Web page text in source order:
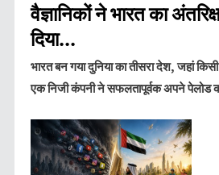
वैज्ञानिकों ने भारत का
दिया...
भारत बन गया दुनिया का तीसरा देश, जहां
एक निजी कंपनी ने सफलतापूर्वक अपने पेलोड